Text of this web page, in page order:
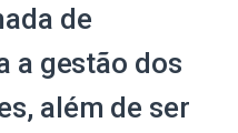
de
a gestão dos
além de ser